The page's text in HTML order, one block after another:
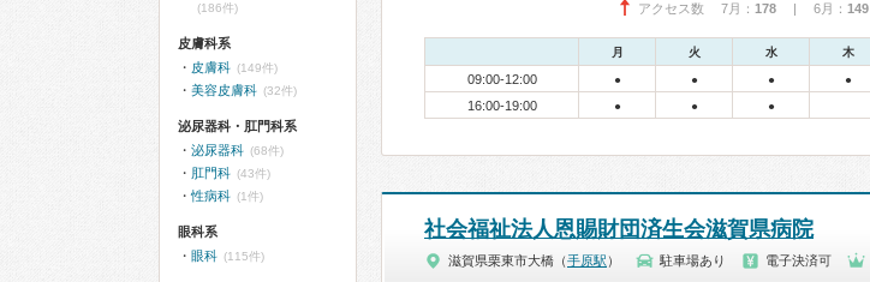
アクセス数 7月： 178 | 6月： 149
月 火 水 木
09:00-12:00 ● ● ● ●
16:00-19:00 ● ● ●
社会福祉法人恩賜財団済生会滋賀県病院
滋賀県栗東市大橋（手原駅 ） 駐車場あり 電子決済可
(186件)
皮膚科系
皮膚科 (149件)
美容皮膚科 (32件)
泌尿器科・肛門科系
泌尿器科 (68件)
肛門科 (43件)
性病科 (1件)
眼科系
眼科 (115件)